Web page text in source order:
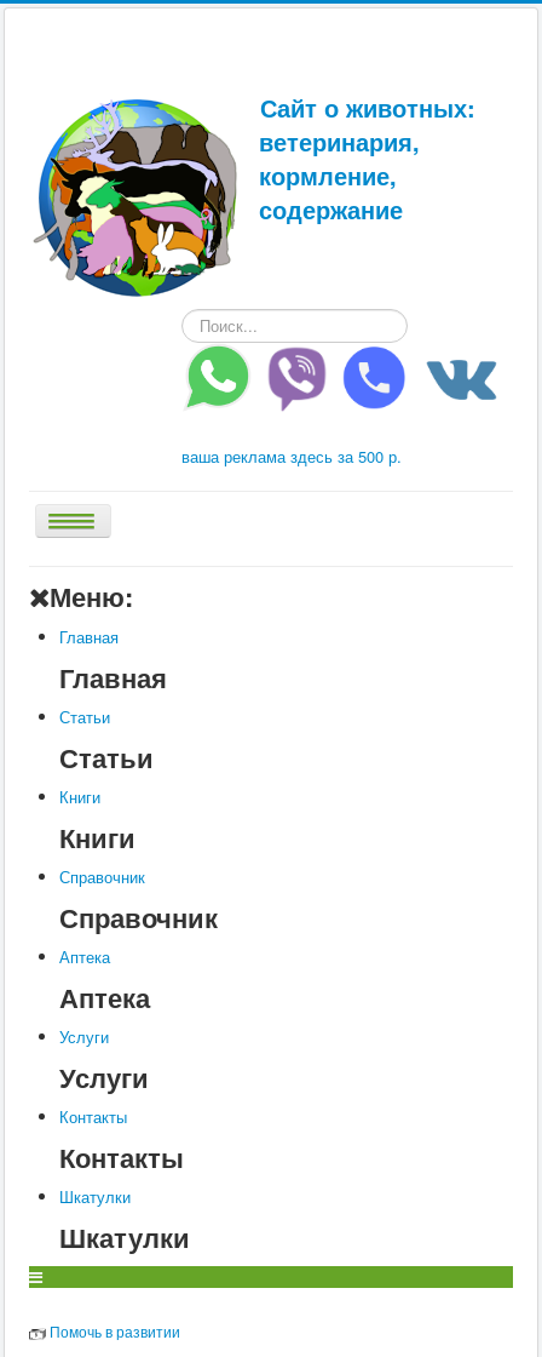
Сайт о животных:
ветеринария,
кормление,
содержание
Искать...
ваша реклама здесь за 500 р.
Ж
М
У
Меню:
Главная
Главная
Статьи
Статьи
Книги
Книги
Справочник
Справочник
Аптека
Аптека
Услуги
Услуги
Контакты
Контакты
Шкатулки
Шкатулки
Помочь в развитии